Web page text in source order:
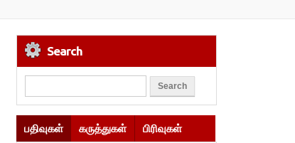
Search
பதிவுகள் கருத்துகள் பிரிவுகள்